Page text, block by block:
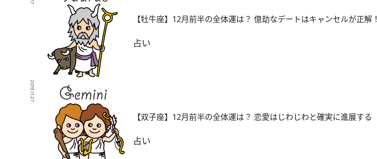
【牡牛座】12月前半の全体運は？ 億劫なデートはキャンセルが正解！
占い
2019.11.27
【双子座】12月前半の全体運は？ 恋愛はじわじわと確実に進展する
占い